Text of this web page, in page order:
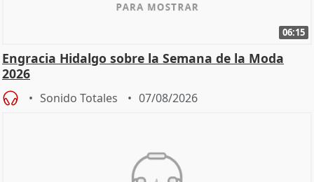
06:15
Engracia Hidalgo sobre la Semana de la Moda
2026
Sonido Totales 07/08/2026